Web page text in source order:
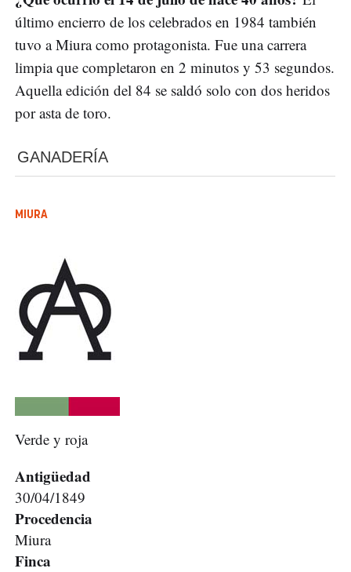
último encierro de los celebrados en 1984 también
tuvo a Miura como protagonista. Fue una carrera
limpia que completaron en 2 minutos y 53 segundos.
Aquella edición del 84 se saldó solo con dos heridos
por asta de toro.
GANADERÍA
MIURA
Verde y roja
Antigüedad
30/04/1849
Procedencia
Miura
Finca